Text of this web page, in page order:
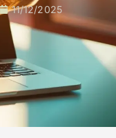
11/12/2025